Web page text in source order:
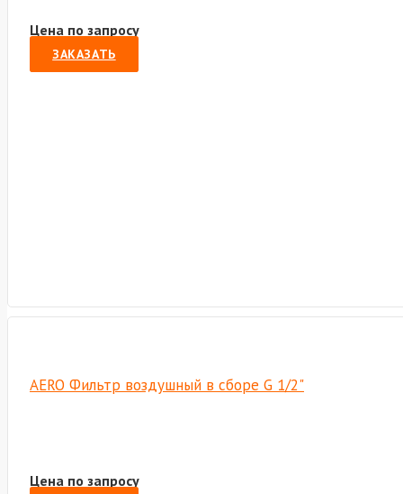
Цена по запросу
ЗАКАЗАТЬ
AERO Фильтр воздушный в сборе G 1/2"
Цена по запросу